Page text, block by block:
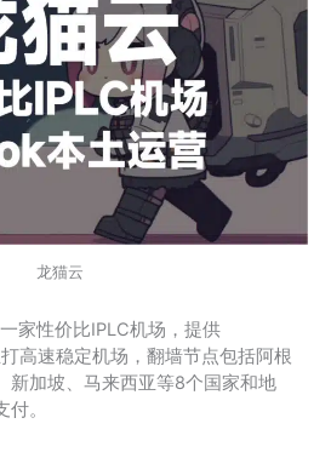
龙猫云
家性价比IPLC机场，提供
高速稳定机场，翻墙节点包括阿根
新加坡、马来西亚等8个国家和地
。